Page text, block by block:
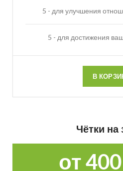
5 - для улучшения
5 - для достижения
В
Чётки на
от